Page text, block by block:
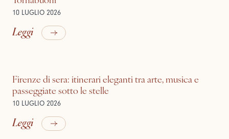
10 LUGLIO 2026
Leggi
Firenze di sera: itinerari eleganti tra arte, musica e
passeggiate sotto le stelle
10 LUGLIO 2026
Leggi